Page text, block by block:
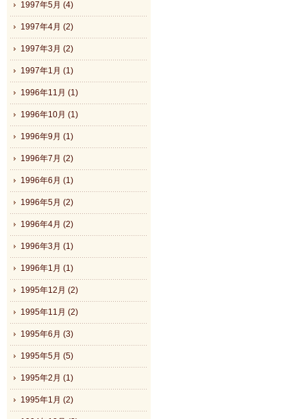
1997年5月 (4)
1997年4月 (2)
1997年3月 (2)
1997年1月 (1)
1996年11月 (1)
1996年10月 (1)
1996年9月 (1)
1996年7月 (2)
1996年6月 (1)
1996年5月 (2)
1996年4月 (2)
1996年3月 (1)
1996年1月 (1)
1995年12月 (2)
1995年11月 (2)
1995年6月 (3)
1995年5月 (5)
1995年2月 (1)
1995年1月 (2)